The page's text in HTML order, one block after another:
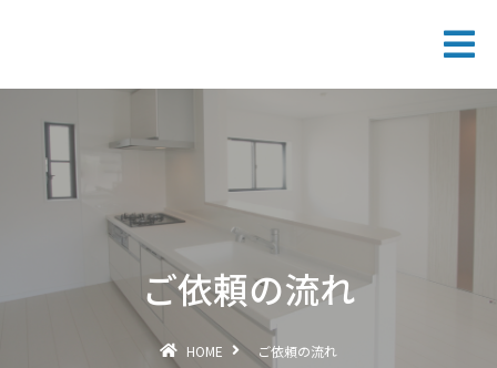
ご依頼の流れ
HOME ご依頼の流れ